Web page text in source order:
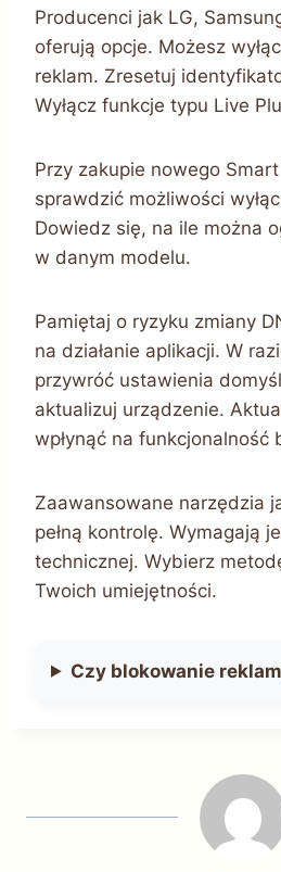
Producenci jak LG,
oferują opcje. Możesz
reklam. Zresetuj
Wyłącz funkcje typu Live
Przy zakupie nowego
sprawdzić możliwości
Dowiedz się, na ile można
w danym modelu.
Pamiętaj o ryzyku zmiany
na działanie aplikacji. W
przywróć ustawienia
aktualizuj urządzenie.
wpłynąć na funkcjonalność
Zaawansowane narzędzia
pełną kontrolę. Wymagają
technicznej. Wybierz
Twoich umiejętności.
Czy blokowanie